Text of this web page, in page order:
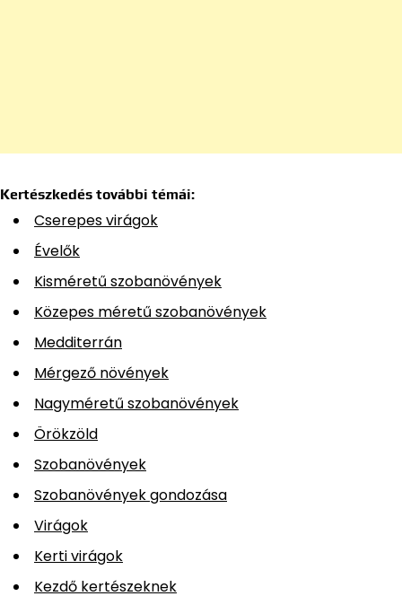
Kertészkedés további témái:
Cserepes virágok
Évelők
Kisméretű szobanövények
Közepes méretű szobanövények
Medditerrán
Mérgező növények
Nagyméretű szobanövények
Örökzöld
Szobanövények
Szobanövények gondozása
Virágok
Kerti virágok
Kezdő kertészeknek